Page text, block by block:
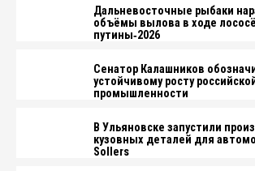
Дальневосточные рыбаки
объёмы вылова в ходе
путины‑2026
Сенатор Калашников
устойчивому росту
промышленности
В Ульяновске запустили
кузовных деталей для
Sollers